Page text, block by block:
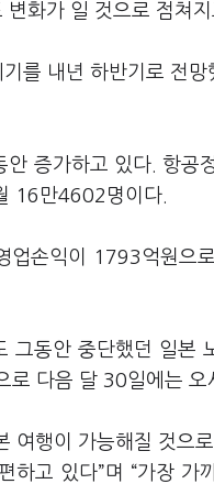
화가 일 것으로 점쳐지
를 내년 하반기로 전
증가하고 있다. 항공
16만4602명이다.
업손익이 1793억원으
그동안 중단했던 일본
다음 달 30일에는 오
여행이 가능해질 것으
하고 있다”며 “가장